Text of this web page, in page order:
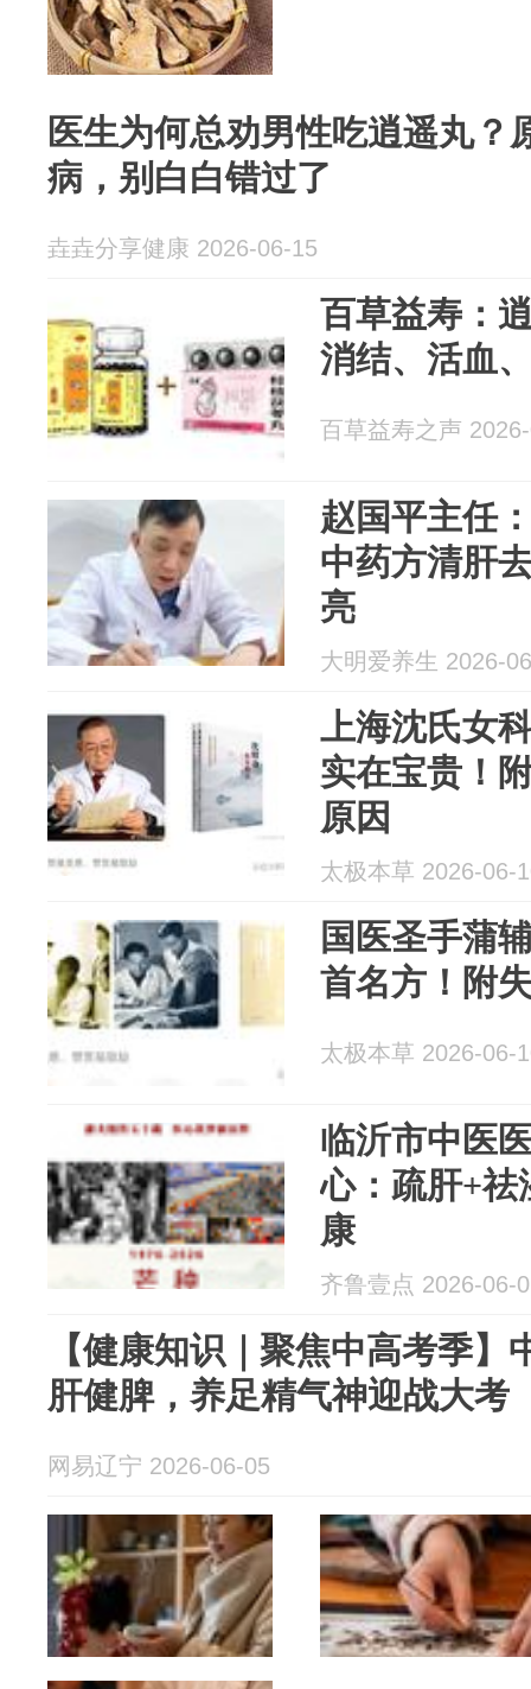
医生为何总劝男性吃逍遥丸？
病，别白白错过了
垚垚分享健康 2026-06-15
百草益寿：
消结、活血
百草益寿之声
赵国平主任
中药方清肝
亮
大明爱养生 2026-
上海沈氏女
实在宝贵！
原因
太极本草 2026-06-
国医圣手蒲
首名方！附
太极本草 2026-06-
临沂市中医
心：疏肝+祛
康
齐鲁壹点 2026-06-
【健康知识｜聚焦中高考季
肝健脾，养足精气神迎战大考
网易辽宁 2026-06-05